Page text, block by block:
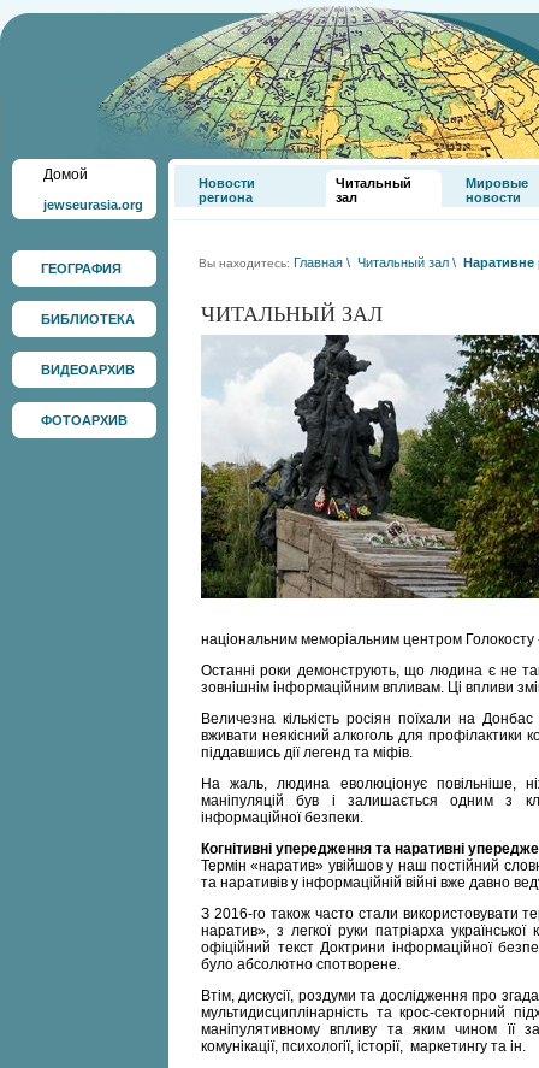
Домой
jewseurasia.org
ГЕОГРАФИЯ
БИБЛИОТЕКА
ВИДЕОАРХИВ
ФОТОАРХИВ
Новости
региона
Читальный
зал
Мировые
новости
Вы находитесь: Главная \ Читальный зал \ Наративне
ЧИТАЛЬНЫЙ ЗАЛ
національним меморіальним центром
Останні роки демонструють, що людина є не
зовнішнім інформаційним впливам. Ці впливи
Величезна кількість росіян поїхали на
вживати неякісний алкоголь для профілактики
піддавшись дії легенд та міфів.
На жаль, людина еволюціонує повільніше,
маніпуляцій був і залишається одним з
інформаційної безпеки.
Когнітивні упередження та наративні
Термін «наратив» увійшов у наш постійний
та наративів у інформаційній війні вже давно
З 2016-го також часто стали використовувати
наратив», з легкої руки патріарха
офіційний текст Доктрини інформаційної
було абсолютно спотворене.
Втім, дискусії, роздуми та дослідження про
мультидисциплінарність та крос-секторний
маніпулятивному впливу та яким чином її
комунікації, психології, історії, маркетингу та ін.